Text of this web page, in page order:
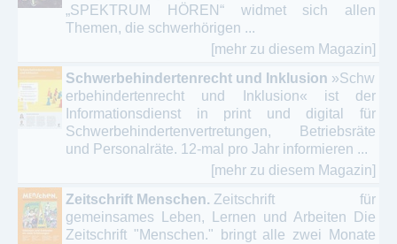
„SPEKTRUM HÖREN“ widmet sich allen
Themen, die schwerhörigen ...
[mehr zu diesem Magazin]
Schwerbehindertenrecht und Inklusion »Schw
erbehindertenrecht und Inklusion« ist der
Informationsdienst in print und digital für
Schwerbehindertenvertretungen, Betriebsräte
und Personalräte. 12-mal pro Jahr informieren ...
[mehr zu diesem Magazin]
Zeitschrift Menschen. Zeitschrift für
gemeinsames Leben, Lernen und Arbeiten Die
Zeitschrift "Menschen." bringt alle zwei Monate